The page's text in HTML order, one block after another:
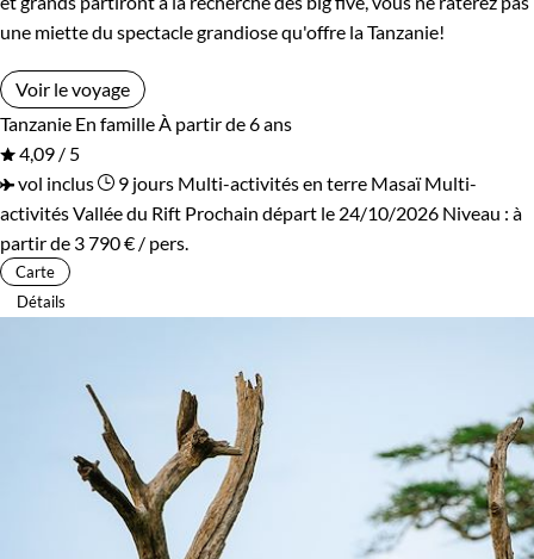
une miette du spectacle grandiose qu'offre la Tanzanie!
Voir le voyage
Tanzanie En famille À partir de 6 ans
4,09 / 5
vol inclus
9 jours Multi-activités en terre MasaïMulti-
activités Vallée du Rift Prochain départ le 24/10/2026 Niveau : à
partir de 3 790 € / pers.
Carte
Détails